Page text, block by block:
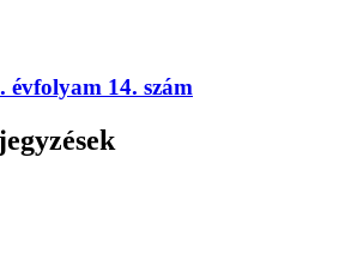
évfolyam 14. szám